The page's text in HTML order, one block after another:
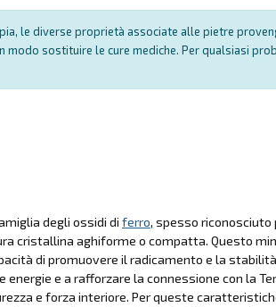
le diverse proprietà associate alle pietre
sostituire le cure mediche. Per qualsiasi
degli ossidi di ferro, spesso riconosciuto
cristallina aghiforme o compatta. Questo
di promuovere il radicamento e la
e a rafforzare la connessione con la
e forza interiore. Per queste